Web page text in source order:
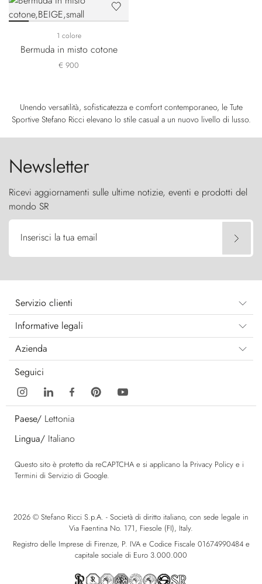
1 colore
Bermuda in misto cotone
€ 900
Unendo versatilità, sofisticatezza e comfort contemporaneo, le Tute
Sportive Stefano Ricci elevano lo stile casual a un nuovo livello di lusso.
Newsletter
Ricevi aggiornamenti sulle ultime notizie, eventi e prodotti del
mondo SR
Inserisci la tua email
Servizio clienti
Informative legali
Azienda
Seguici
Paese/ Lettonia
Lingua/ Italiano
Questo sito è protetto da reCAPTCHA e si applicano la Privacy Policy e i
Termini di Servizio di Google.
2026 © Stefano Ricci S.p.A. - Società di diritto italiano, con sede legale in
Via Faentina No. 171, Fiesole (FI), Italy.
Registro delle Imprese di Firenze, P. IVA e Codice Fiscale 01674990484 e
capitale sociale di Euro 3.000.000